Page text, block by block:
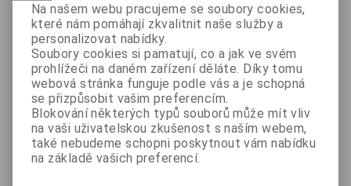
1
Řadit podle: (
Na našem webu pracujeme se soubory cookies,
které nám pomáhají zkvalitnit naše služby a
personalizovat nabídky.
Soubory cookies si pamatují, co a jak ve svém
prohlížeči na daném zařízení děláte. Díky tomu
webová stránka funguje podle vás a je schopná
se přizpůsobit vašim preferencím.
Blokování některých typů souborů může mít vliv
na vaši uživatelskou zkušenost s naším webem,
také nebudeme schopni poskytnout vám nabídku
na základě vašich preferencí.